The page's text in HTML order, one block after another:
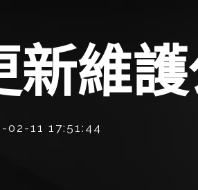
新維
02-11 17:51:44